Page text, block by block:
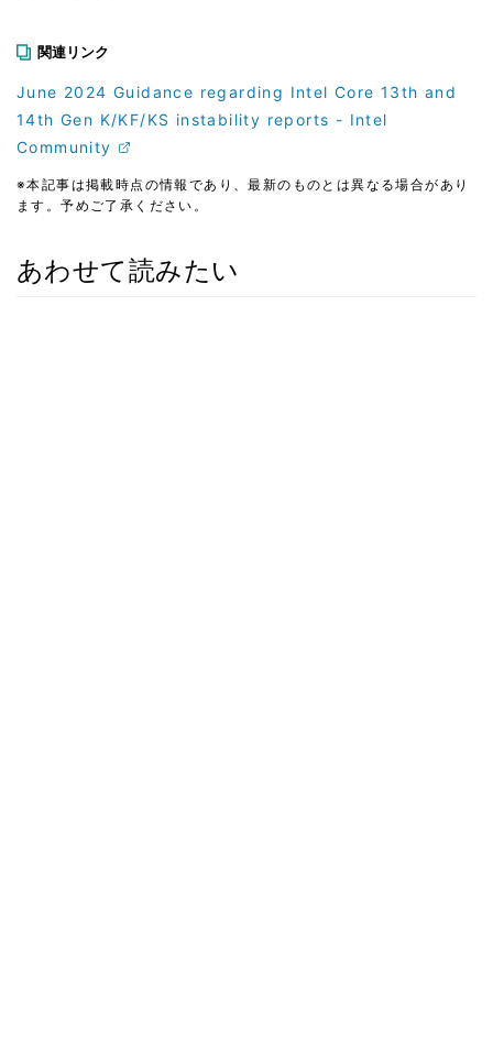
関連リンク
June 2024 Guidance regarding Intel Core 13th and
14th Gen K/KF/KS instability reports - Intel
Community
※本記事は掲載時点の情報であり、最新のものとは異なる場合があり
ます。予めご了承ください。
あわせて読みたい